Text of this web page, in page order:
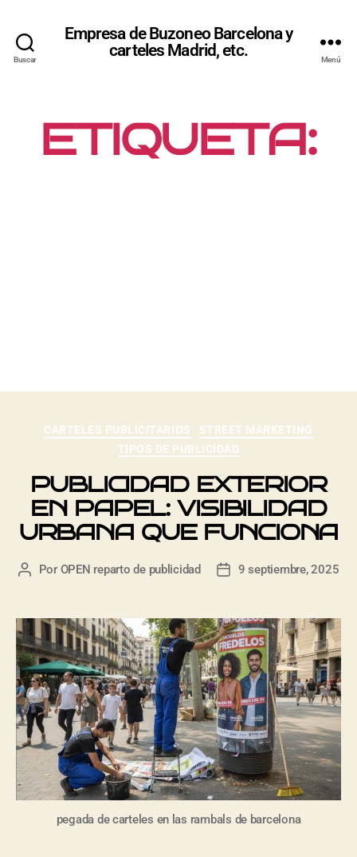
Buscar
Empresa de Buzoneo Barcelona y
carteles Madrid, etc.
Menú
ETIQUETA:
CARTELES PUBLICITARIOS
STREET MARKETING
TIPOS DE PUBLICIDAD
PUBLICIDAD EXTERIOR
EN PAPEL: VISIBILIDAD
URBANA QUE FUNCIONA
Por OPEN reparto de publicidad 9 septiembre, 2025
pegada de carteles en las rambals de barcelona